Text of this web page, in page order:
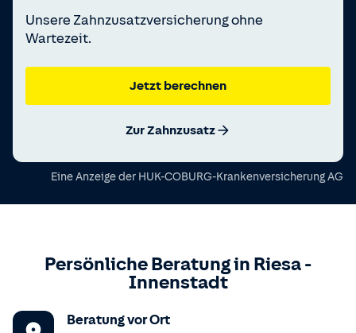
Unsere Zahnzusatzversicherung ohne
Wartezeit.
Jetzt berechnen
Zur Zahnzusatz
Eine Anzeige der HUK-COBURG-Krankenversicherung AG
Persönliche Beratung in Riesa-
Innenstadt
Beratung vor Ort